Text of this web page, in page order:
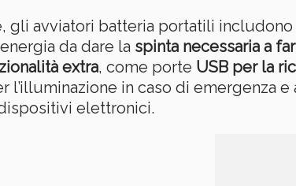
gli avviatori batteria portatili includono
da dare la spinta necessaria a
extra, come porte USB per la
l’illuminazione in caso di emergenza
elettronici.